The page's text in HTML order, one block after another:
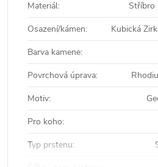
Materiál:
Stříbro
Osazení/kámen:
Kubická
Barva kamene:
Povrchová úprava:
Motiv:
Pro koho:
Typ prstenu: